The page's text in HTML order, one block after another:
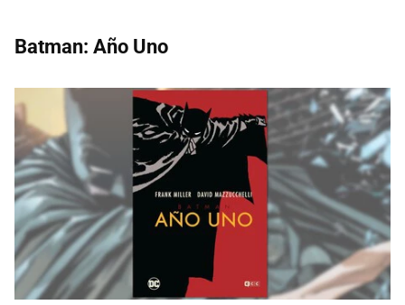
Batman: Año Uno